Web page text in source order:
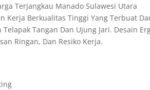
Terjangkau Manado Sulawesi Utara
Kerja Berkualitas Tinggi Yang Terbuat
Tangan Dan Ujung Jari. Desain
Ringan, Dan Resiko Kerja.